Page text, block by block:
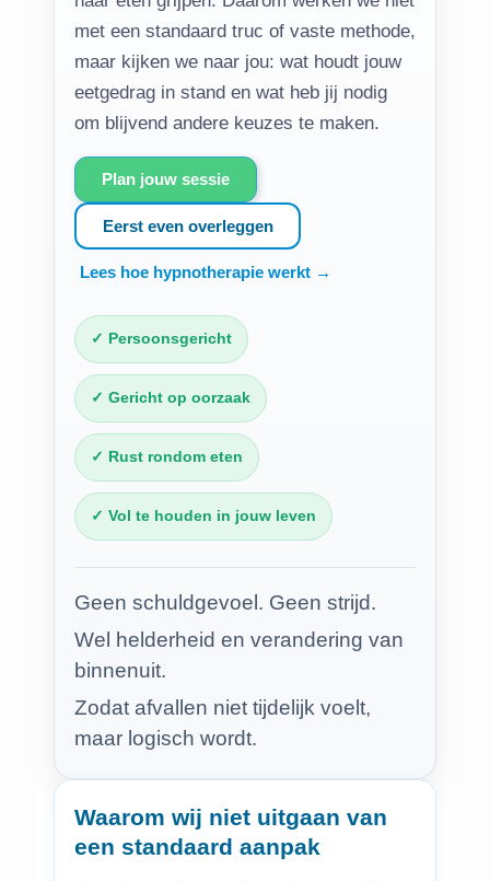
met een standaard truc of vaste methode,
maar kijken we naar jou: wat houdt jouw
eetgedrag in stand en wat heb jij nodig
om blijvend andere keuzes te maken.
Plan jouw sessie
Eerst even overleggen
Lees hoe hypnotherapie werkt →
✓ Persoonsgericht
✓ Gericht op oorzaak
✓ Rust rondom eten
✓ Vol te houden in jouw leven
Geen schuldgevoel. Geen strijd.
Wel helderheid en verandering van
binnenuit.
Zodat afvallen niet tijdelijk voelt,
maar logisch wordt.
Waarom wij niet uitgaan van
een standaard aanpak